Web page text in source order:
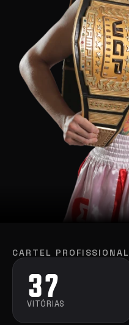
CARTEL PROFISSIONAL
37
VITÓRIAS